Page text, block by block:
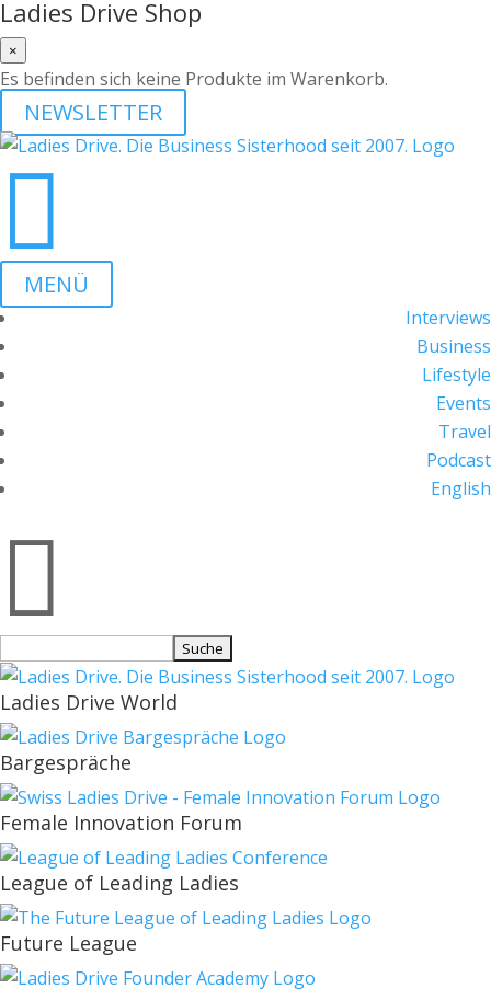
Ladies Drive Shop
×
Es befinden sich keine Produkte im Warenkorb.
NEWSLETTER

MENÜ
Interviews
Business
Lifestyle
Events
Travel
Podcast
English

nach:
Ladies Drive World
Bargespräche
Female Innovation Forum
League of Leading Ladies
Future League